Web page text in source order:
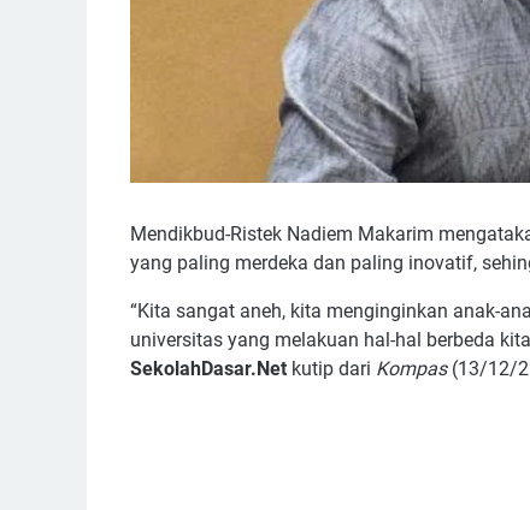
Mendikbud-Ristek Nadiem Makarim
yang paling merdeka dan paling inovatif,
“Kita sangat aneh, kita menginginkan anak-
universitas yang melakuan hal-hal berbeda
SekolahDasar.Net kutip dari Kompas(13/12/